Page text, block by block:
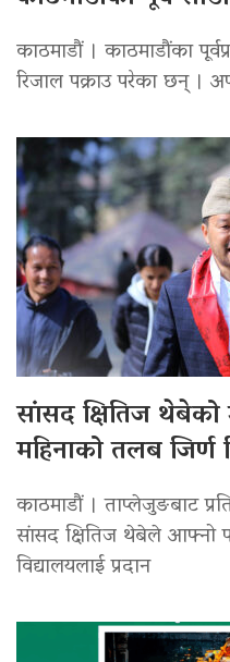
काठमाडौं । काठमाडौंका
रिजाल पक्राउ परेका छन् ।
सांसद क्षितिज
महिनाको तलब जिर्ण
काठमाडौं । ताप्लेजुङबाट
सांसद क्षितिज थेबेले आफ्नो
विद्यालयलाई प्रदान